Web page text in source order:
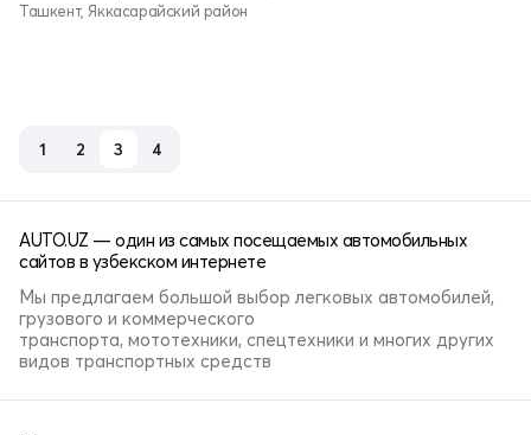
Ташкент, Яккасарайский район
1 2 3 4
AUTO.UZ — один из самых посещаемых автомобильных
сайтов в узбекском интернете
Мы предлагаем большой выбор легковых автомобилей,
грузового и коммерческого
транспорта, мототехники, спецтехники и многих других
видов транспортных средств